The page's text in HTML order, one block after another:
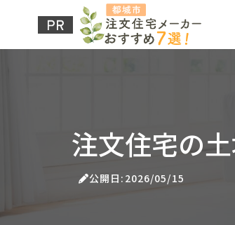
注文住宅の
公開日:2026/05/15